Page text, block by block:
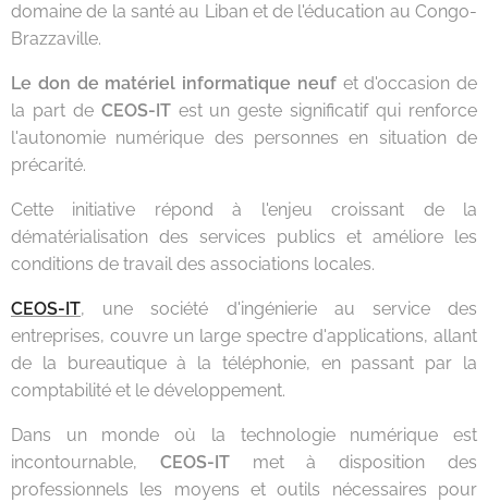
domaine de la santé au Liban et de l'éducation au Congo-
Brazzaville.
Le don de matériel informatique neufet d'occasion de
la part de CEOS-ITest un geste significatif qui renforce
l'autonomie numérique des personnes en situation de
précarité.
Cette initiative répond à l'enjeu croissant de la
dématérialisation des services publics et améliore les
conditions de travail des associations locales.
CEOS-IT, une société d'ingénierie au service des
entreprises, couvre un large spectre d'applications, allant
de la bureautique à la téléphonie, en passant par la
comptabilité et le développement.
Dans un monde où la technologie numérique est
incontournable, CEOS-ITmet à disposition des
professionnels les moyens et outils nécessaires pour